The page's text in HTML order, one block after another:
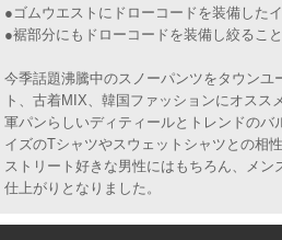
●ゴムウエストにドローコードを装備した
●裾部分にもドローコードを装備し絞るこ
今季話題沸騰中のスノーパンツをタウンユ
ト、古着MIX、韓国ファッションにオスス
軍パンらしいディティールとトレンドのバ
イズのTシャツやスウェットシャツとの相
ストリート好きな男性にはもちろん、メ
仕上がりとなりました。